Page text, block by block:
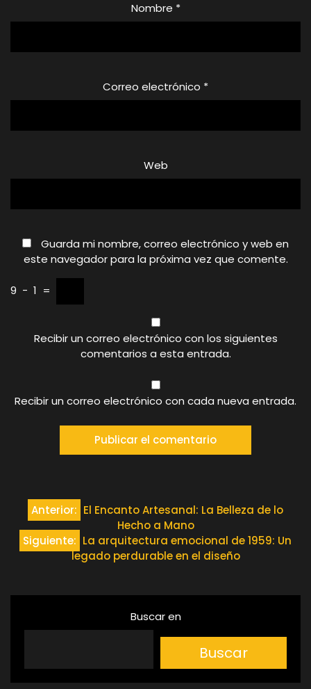
Nombre *
Correo electrónico *
Web
Guarda mi nombre, correo electrónico y web en
este navegador para la próxima vez que comente.
9 − 1 =
Recibir un correo electrónico con los siguientes
comentarios a esta entrada.
Recibir un correo electrónico con cada nueva entrada.
Navegación
de
entradas
Anterior: El Encanto Artesanal: La Belleza de lo
Hecho a Mano
Siguiente: La arquitectura emocional de 1959: Un
legado perdurable en el diseño
Buscar en
Buscar